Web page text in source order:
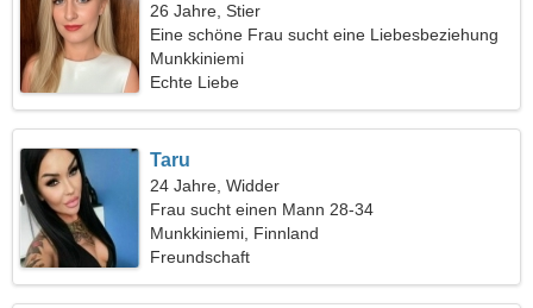
26 Jahre, Stier
Eine schöne Frau sucht eine Liebesbeziehung
Munkkiniemi
Echte Liebe
Taru
24 Jahre, Widder
Frau sucht einen Mann 28-34
Munkkiniemi, Finnland
Freundschaft